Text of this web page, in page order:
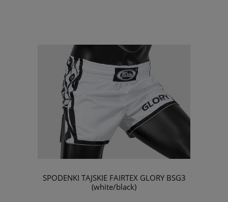
SPODENKI TAJSKIE FAIRTEX GLORY BSG3
(white/black)